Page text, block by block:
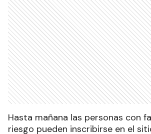
Hasta mañana las personas con
riesgo pueden inscribirse en el